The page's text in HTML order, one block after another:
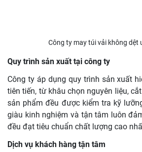
Công ty may túi vải không dệt
Quy trình sản xuất tại công ty
Công ty áp dụng quy trình sản xuất
tiên tiến, từ khâu chọn nguyên liệu,
sản phẩm đều được kiểm tra kỹ
giàu kinh nghiệm và tận tâm luôn
đều đạt tiêu chuẩn chất lượng cao
Dịch vụ khách hàng tận tâm